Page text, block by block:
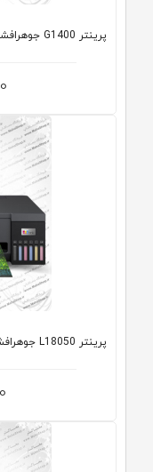
پرینتر G1400 جوهرافشان تک کاره Canon Pixma
پرینتر L18050 جوهرافشان تک کاره Epson eco tank